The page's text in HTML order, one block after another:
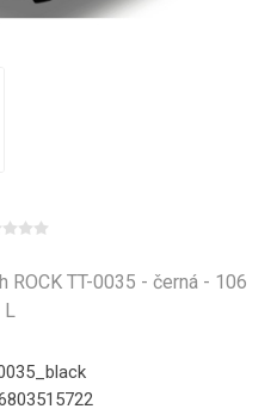
ROCK TT-0035 - černá - 106
L